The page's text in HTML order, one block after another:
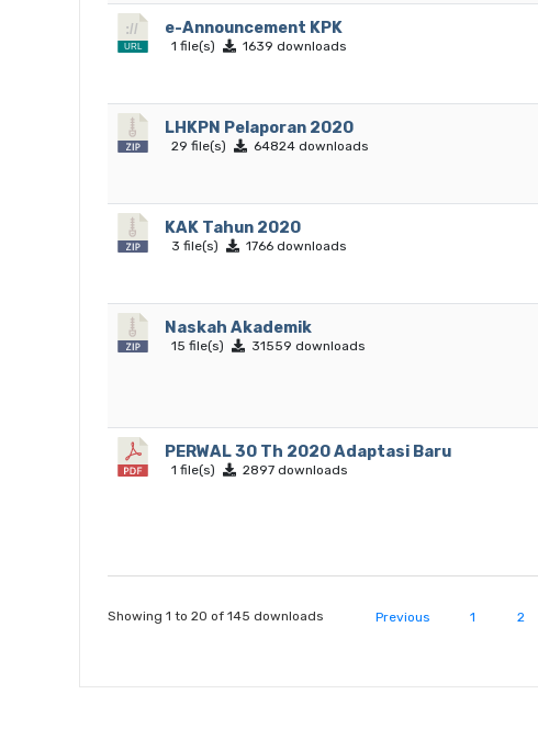
e-Announcement KPK
1 file(s) 1639 downloads
LHKPN Pelaporan 2020
29 file(s) 64824 downloads
KAK Tahun 2020
3 file(s) 1766 downloads
Naskah Akademik
15 file(s) 31559 downloads
PERWAL 30 Th 2020 Adaptasi Baru
1 file(s) 2897 downloads
Showing 1 to 20 of 145 downloads Previous 1 2